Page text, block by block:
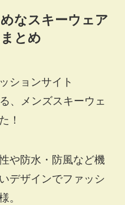
なスキーウェア
とめ
ションサイト
、メンズスキーウェ
！
や防水・防風など機
デザインでファッシ
。